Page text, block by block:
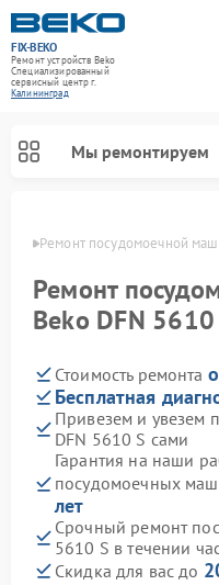
FIX-BEKO
Ремонт устройств Beko
Специализированный
cервисный центр г.
Калининград
Мы ремонтируем
Ремонт посудомоечной
Ремонт
Beko DFN
Стоимость ремонта
Бесплатная
Привезем и увезем
DFN 5610 S сами
Гарантия на наши
посудомоечных
лет
Срочный ремонт
5610 S в течении
Скидка для вас до